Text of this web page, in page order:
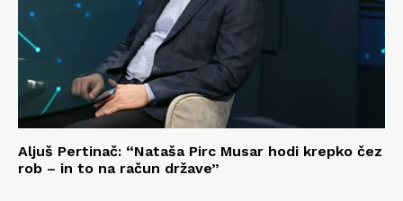
Aljuš Pertinač: “Nataša Pirc Musar hodi krepko čez
rob – in to na račun države”